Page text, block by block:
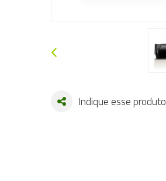
Indique esse produto